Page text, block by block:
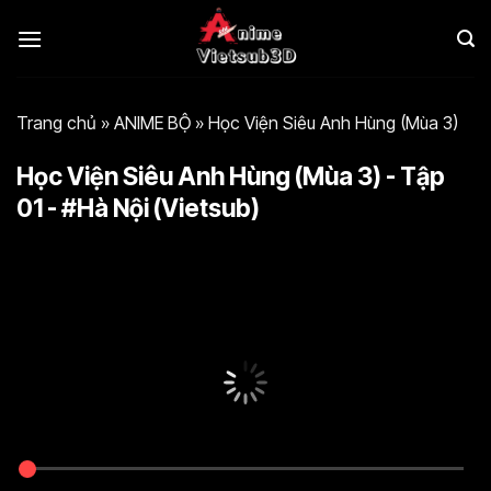
qua
Trang chủ » ANIME BỘ » Học Viện Siêu Anh Hùng (Mùa 3)
Học Viện Siêu Anh Hùng (Mùa 3) - Tập
01 - #Hà Nội (Vietsub)